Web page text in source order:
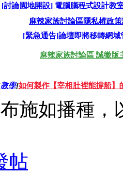
[討論園地開設] 電腦腦程式設計教
麻辣家族討論區隱私權政
[緊急通告]論壇即將移轉網域
麻辣家族討論區 誠徵版
教學]如何製作【宰相肚裡能撐船】
布施如播種，
帖